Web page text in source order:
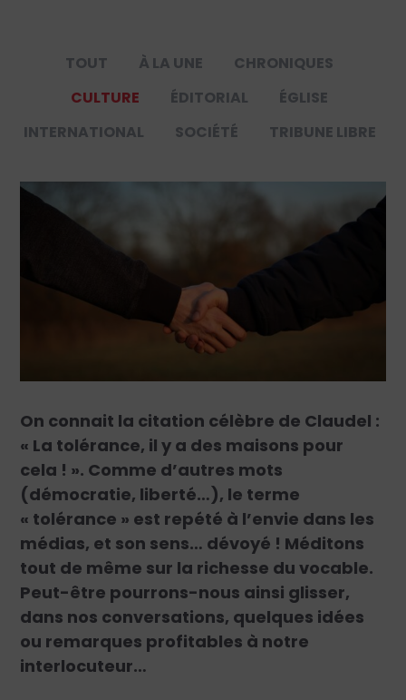
TOUT À LA UNE
CHRONIQUES
CULTURE
ÉDITORIAL
ÉGLISE
INTERNATIONAL
SOCIÉTÉ TRIBUNE LIBRE
On connait la citation célèbre de Claudel :
« La tolérance, il y a des maisons pour
cela ! ». Comme d’autres mots
(démocratie, liberté…), le terme
« tolérance » est repété à l’envie dans les
médias, et son sens… dévoyé ! Méditons
tout de même sur la richesse du vocable.
Peut-être pourrons-nous ainsi glisser,
dans nos conversations, quelques idées
ou remarques profitables à notre
interlocuteur…